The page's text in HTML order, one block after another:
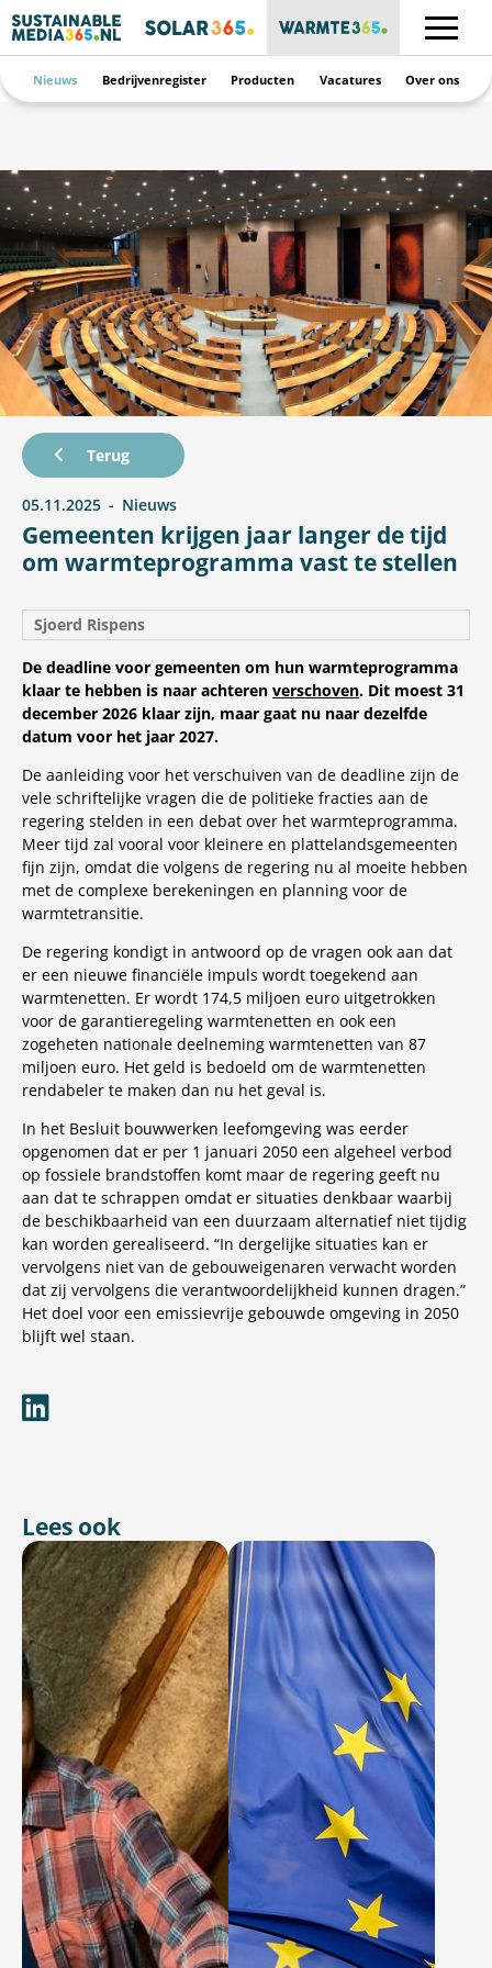
Nieuws Bedrijvenregister Producten Vacatures Over ons
Gemeenten krijgen jaar langer de tijd
om warmteprogramma vast te stellen
Terug
05.11.2025 Nieuws
Sjoerd Rispens
De deadline voor gemeenten om hun warmteprogramma
klaar te hebben is naar achteren verschoven. Dit moest 31
december 2026 klaar zijn, maar gaat nu naar dezelfde
datum voor het jaar 2027.
De aanleiding voor het verschuiven van de deadline zijn de
vele schriftelijke vragen die de politieke fracties aan de
regering stelden in een debat over het warmteprogramma.
Meer tijd zal vooral voor kleinere en plattelandsgemeenten
fijn zijn, omdat die volgens de regering nu al moeite hebben
met de complexe berekeningen en planning voor de
warmtetransitie.
De regering kondigt in antwoord op de vragen ook aan dat
er een nieuwe financiële impuls wordt toegekend aan
warmtenetten. Er wordt 174,5 miljoen euro uitgetrokken
voor de garantieregeling warmtenetten en ook een
zogeheten nationale deelneming warmtenetten van 87
miljoen euro. Het geld is bedoeld om de warmtenetten
rendabeler te maken dan nu het geval is.
In het Besluit bouwwerken leefomgeving was eerder
opgenomen dat er per 1 januari 2050 een algeheel verbod
op fossiele brandstoffen komt maar de regering geeft nu
aan dat te schrappen omdat er situaties denkbaar waarbij
de beschikbaarheid van een duurzaam alternatief niet tijdig
kan worden gerealiseerd. “In dergelijke situaties kan er
vervolgens niet van de gebouweigenaren verwacht worden
dat zij vervolgens die verantwoordelijkheid kunnen dragen.”
Het doel voor een emissievrije gebouwde omgeving in 2050
blijft wel staan.
Lees ook